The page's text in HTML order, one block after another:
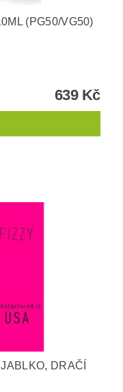
(PG50/VG50)
639 Kč
DRAČÍ